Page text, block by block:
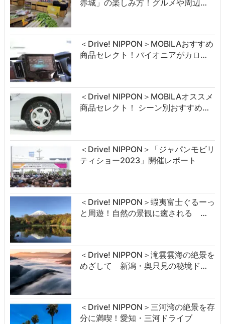
赤城」の楽しみ方！グルメや周辺…
＜Drive! NIPPON＞MOBILAおすすめ
商品セレクト！パイオニアがカロ…
＜Drive! NIPPON＞MOBILAオススメ
商品セレクト！ シーン別おすすめ…
＜Drive! NIPPON＞「ジャパンモビリ
ティショー2023」開催レポート
＜Drive! NIPPON＞蝦夷富士ぐるーっ
と周遊！自然の景観に癒される …
＜Drive! NIPPON＞滝雲雲海の絶景を
めざして 新潟・奥只見の秘境ド…
＜Drive! NIPPON＞三河湾の絶景を存
分に満喫！愛知・三河ドライブ